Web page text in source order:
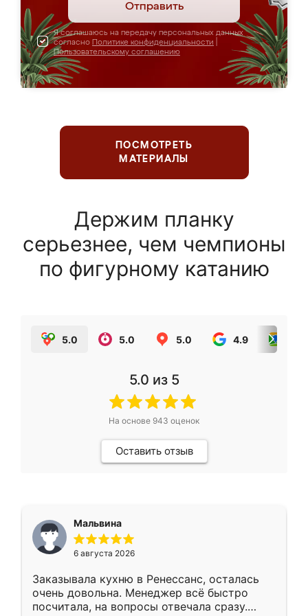
Отправить
Я соглашаюсь на передачу персональных данных
согласно Политике конфиденциальности
Пользовательскому соглашению
ПОСМОТРЕТЬ
МАТЕРИАЛЫ
Держим планку
серьезнее, чем чемпионы
по фигурному катанию
5.0 5.0 5.0 4.9
5.0 из 5
На основе 943 оценок
Оставить отзыв
Мальвина
6 августа 2026
Заказывала кухню в Ренессанс, осталась
очень довольна. Менеджер всё быстро
посчитала, на вопросы отвечала сразу.